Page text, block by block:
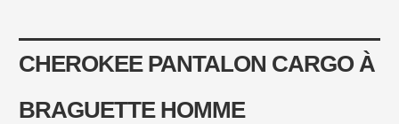
CHEROKEE PANTALON CARGO À
BRAGUETTE HOMME